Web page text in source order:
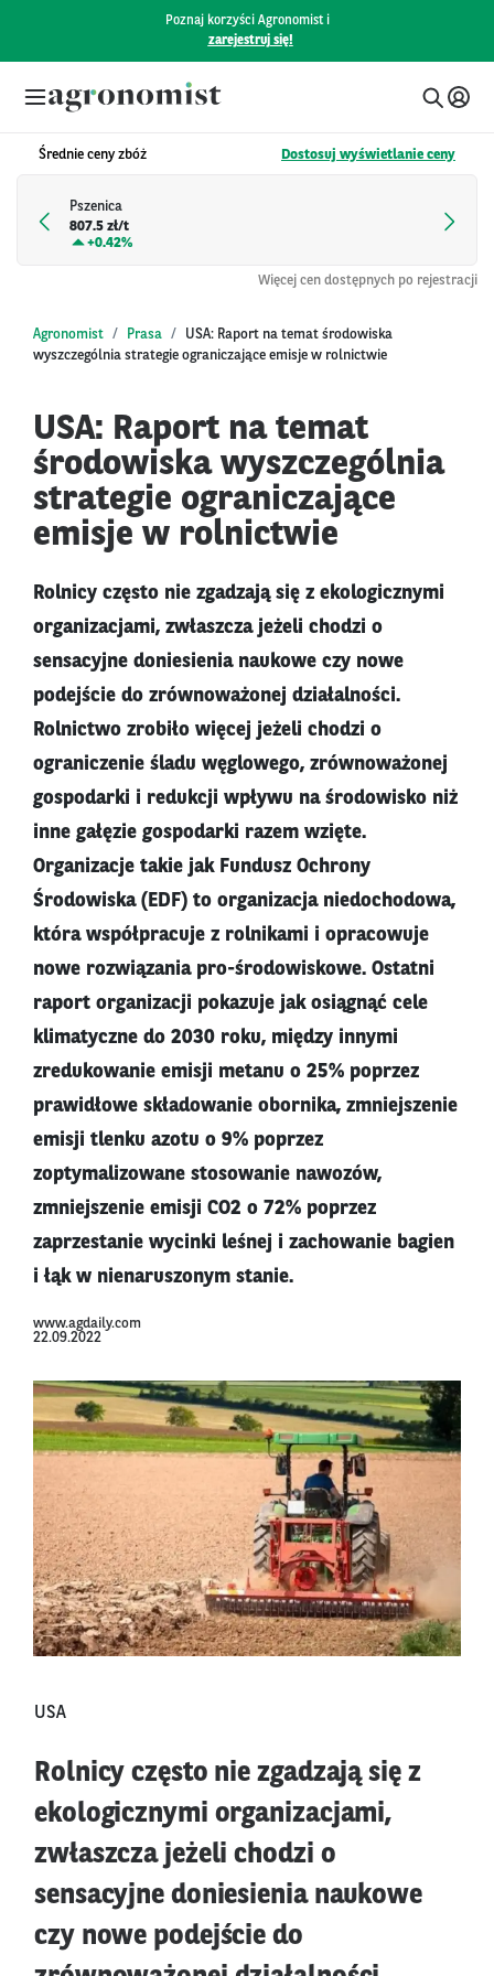
Poznaj korzyści Agronomist i
zarejestruj się!
Średnie ceny zbóż Dostosuj wyświetlanie ceny
Pszenica
807.5 zł/t
+0.42%
Więcej cen dostępnych po rejestracji
Agronomist Prasa
USA: Raport na temat środowiska
wyszczególnia strategie ograniczające emisje w rolnictwie
USA: Raport na temat
środowiska wyszczególnia
strategie ograniczające
emisje w rolnictwie
Rolnicy często nie zgadzają się z ekologicznymi
organizacjami, zwłaszcza jeżeli chodzi o
sensacyjne doniesienia naukowe czy nowe
podejście do zrównoważonej działalności.
Rolnictwo zrobiło więcej jeżeli chodzi o
ograniczenie śladu węglowego, zrównoważonej
gospodarki i redukcji wpływu na środowisko niż
inne gałęzie gospodarki razem wzięte.
Organizacje takie jak Fundusz Ochrony
Środowiska (EDF) to organizacja niedochodowa,
która współpracuje z rolnikami i opracowuje
nowe rozwiązania pro-środowiskowe. Ostatni
raport organizacji pokazuje jak osiągnąć cele
klimatyczne do 2030 roku, między innymi
zredukowanie emisji metanu o 25% poprzez
prawidłowe składowanie obornika, zmniejszenie
emisji tlenku azotu o 9% poprzez
zoptymalizowane stosowanie nawozów,
zmniejszenie emisji CO2 o 72% poprzez
zaprzestanie wycinki leśnej i zachowanie bagien
i łąk w nienaruszonym stanie.
www.agdaily.com
22.09.2022
USA
Rolnicy często nie zgadzają się z
ekologicznymi organizacjami,
zwłaszcza jeżeli chodzi o
sensacyjne doniesienia naukowe
czy nowe podejście do